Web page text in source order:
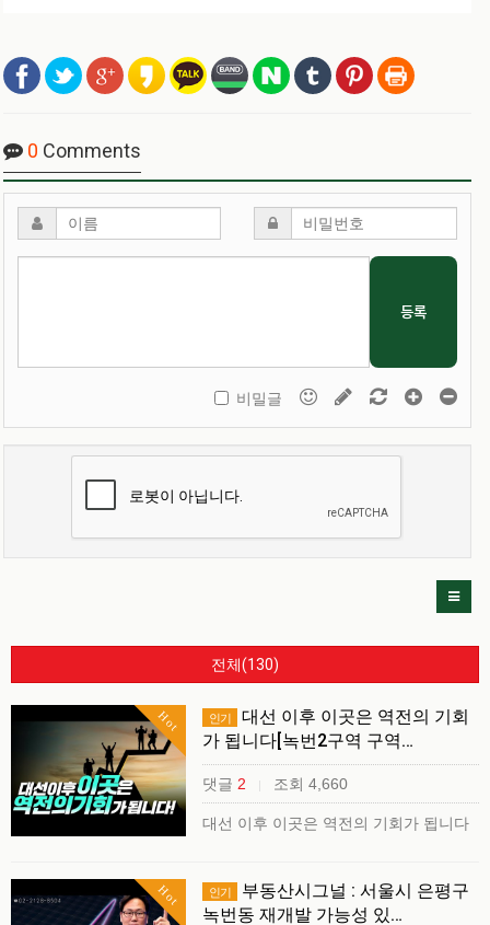
0 Comments
등록
비밀글
전체(130)
Hot 인기
대선 이후 이곳은 역전의 기회
가 됩니다[녹번2구역 구역…
댓글 2 | 조회 4,660
대선 이후 이곳은 역전의 기회가 됩니다
Hot 인기
부동산시그널 : 서울시 은평구
녹번동 재개발 가능성 있…